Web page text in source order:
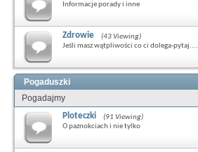
Informacje porady i inne
Zdrowie
(43 Viewing)
Jeśli masz wątpliwości co ci dolega-pytaj....
Pogaduszki
Pogadajmy
Ploteczki
(91 Viewing)
O paznokciach i nie tylko